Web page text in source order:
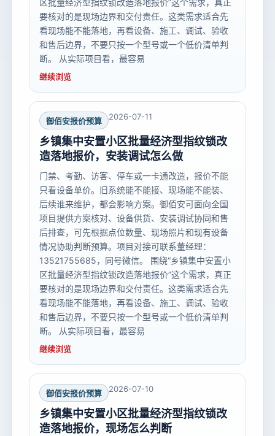
区批量经济型指纹锁改造落地报价”这个需求，真正
要核对的是现场边界和交付责任。这类需求适合先
看现场能不能落地，再看设备、施工、调试、验收
和售后边界，不要只按一个型号或一个低价清单判
断。 从实际项目看，最容易
继续浏览
御佰安报价预算 2026-07-11
乡镇集中安置小区批量经济型指纹锁改
造落地报价，安装调试怎么做
门禁、考勤、访客、停车或一卡通改造，报价不能
只看设备单价。旧系统能不能接、现场能不能装、
后续谁来维护，都会影响方案。御佰安可面向全国
项目提供方案核对、设备供货、安装调试协同和售
后排查，可先根据点位数量、现场照片和现有设备
情况协助判断预算。项目对接可联系董经理：
13521755685，同号微信。 围绕“乡镇集中安置小
区批量经济型指纹锁改造落地报价”这个需求，真正
要核对的是现场边界和交付责任。这类需求适合先
看现场能不能落地，再看设备、施工、调试、验收
和售后边界，不要只按一个型号或一个低价清单判
断。 从实际项目看，最容易
继续浏览
御佰安报价预算 2026-07-10
乡镇集中安置小区批量经济型指纹锁改
造落地报价，现场怎么判断